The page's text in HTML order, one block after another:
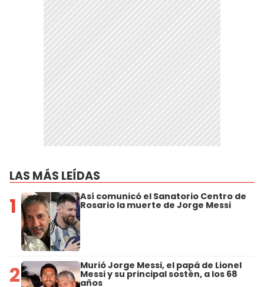
LAS MÁS LEÍDAS
1 Así comunicó el Sanatorio Centro de
Rosario la muerte de Jorge Messi
2 Murió Jorge Messi, el papá de Lionel
Messi y su principal sostén, a los 68
años